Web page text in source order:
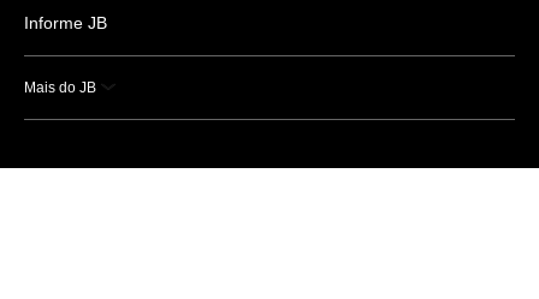
Informe JB
Mais do JB
Esportes